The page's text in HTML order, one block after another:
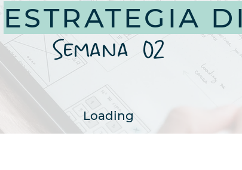
ESTRATEGIA
Semana 02
Loading